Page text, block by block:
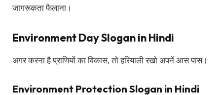
जागरूकता फैलाना।
Environment Day Slogan in Hindi
अगर करना है प्राणियों का विकास, तो हरियाली रखो अपनें आस पास।
Environment Protection Slogan in Hindi